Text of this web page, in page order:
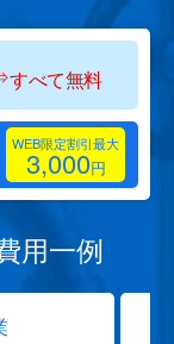
すべて無料
WEB限定割引最大
3,000円
用一例